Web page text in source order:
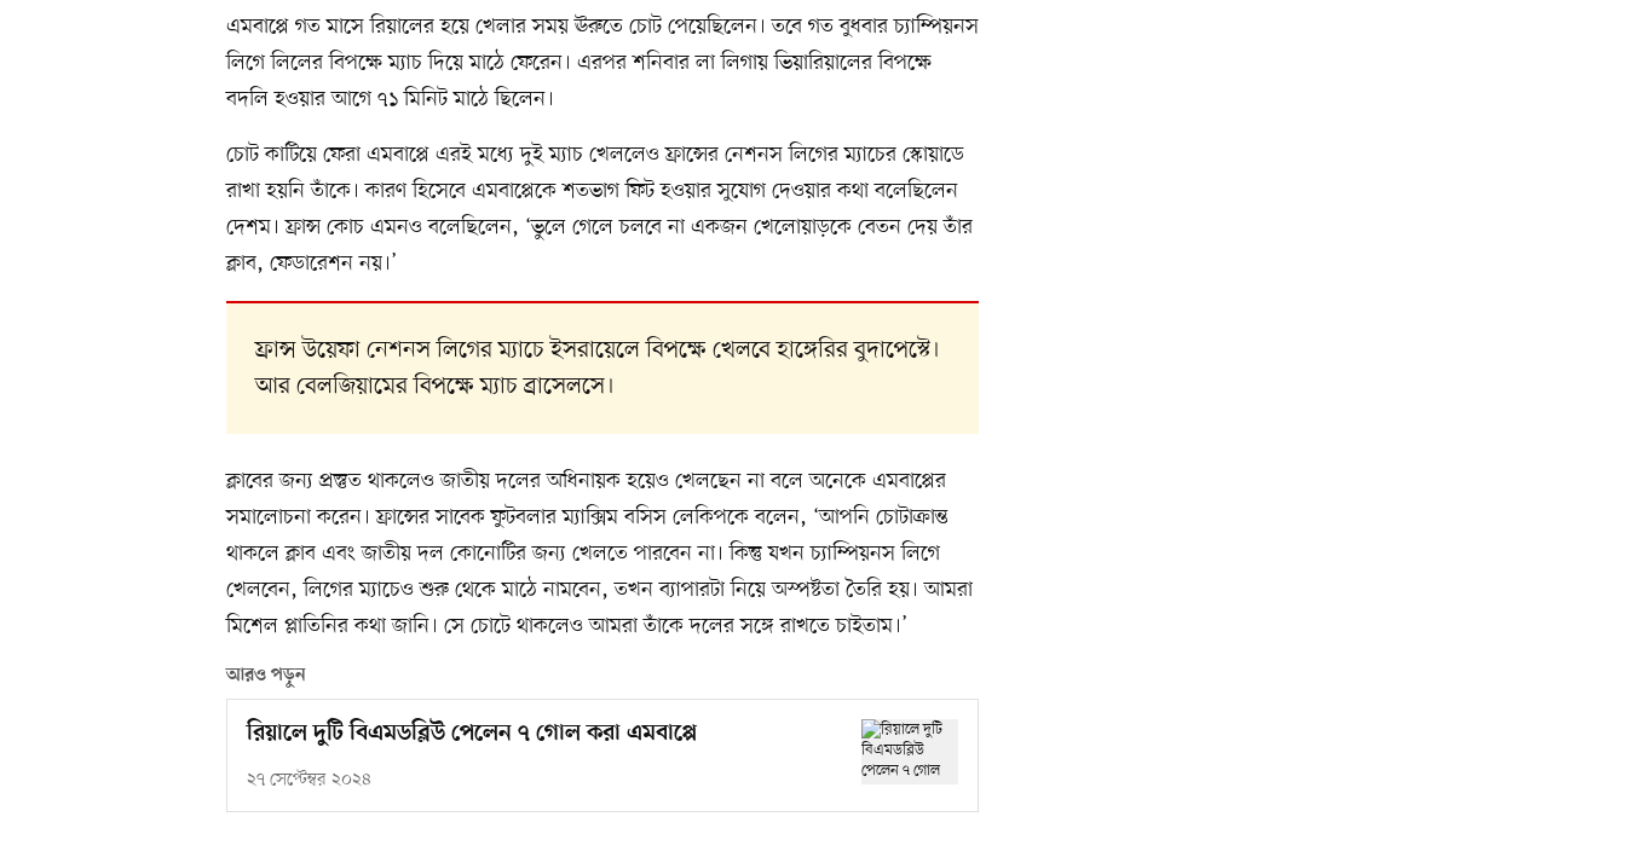
এমবাপ্পে গত মাসে রিয়ালের হয়ে খেলার সময় ঊরুতে চোট পেয়েছিলেন। তবে গত বুধবার চ্যাম্পিয়নস
লিগে লিলের বিপক্ষে ম্যাচ দিয়ে মাঠে ফেরেন। এরপর শনিবার লা লিগায় ভিয়ারিয়ালের বিপক্ষে
বদলি হওয়ার আগে ৭১ মিনিট মাঠে ছিলেন।
চোট কাটিয়ে ফেরা এমবাপ্পে এরই মধ্যে দুই ম্যাচ খেললেও ফ্রান্সের নেশনস লিগের ম্যাচের স্কোয়াডে
রাখা হয়নি তাঁকে। কারণ হিসেবে এমবাপ্পেকে শতভাগ ফিট হওয়ার সুযোগ দেওয়ার কথা বলেছিলেন
দেশম। ফ্রান্স কোচ এমনও বলেছিলেন, ‘ভুলে গেলে চলবে না একজন খেলোয়াড়কে বেতন দেয় তাঁর
ক্লাব, ফেডারেশন নয়।’
ফ্রান্স উয়েফা নেশনস লিগের ম্যাচে ইসরায়েলে বিপক্ষে খেলবে হাঙ্গেরির বুদাপেস্টে।
আর বেলজিয়ামের বিপক্ষে ম্যাচ ব্রাসেলসে।
ক্লাবের জন্য প্রস্তুত থাকলেও জাতীয় দলের অধিনায়ক হয়েও খেলছেন না বলে অনেকে এমবাপ্পের
সমালোচনা করেন। ফ্রান্সের সাবেক ফুটবলার ম্যাক্সিম বসিস লেকিপকে বলেন, ‘আপনি চোটাক্রান্ত
থাকলে ক্লাব এবং জাতীয় দল কোনোটির জন্য খেলতে পারবেন না। কিন্তু যখন চ্যাম্পিয়নস লিগে
খেলবেন, লিগের ম্যাচেও শুরু থেকে মাঠে নামবেন, তখন ব্যাপারটা নিয়ে অস্পষ্টতা তৈরি হয়। আমরা
মিশেল প্লাতিনির কথা জানি। সে চোটে থাকলেও আমরা তাঁকে দলের সঙ্গে রাখতে চাইতাম।’
আরও পড়ুন
রিয়ালে দুটি বিএমডব্লিউ পেলেন ৭ গোল করা এমবাপ্পে
২৭ সেপ্টেম্বর ২০২৪